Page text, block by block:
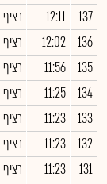
137
12:11 רציף
136
12:02 רציף
135
11:56 רציף
134
11:25 רציף
133
11:23 רציף
132
11:23 רציף
131
11:23 רציף